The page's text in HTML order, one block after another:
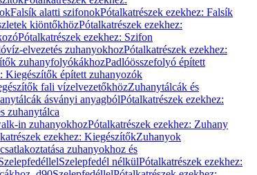
Falsík alatti szifonokPótalkatrészek ezekhez: Falsík
kiöntőkhözPótalkatrészek ezekhez:
Pótalkatrészek ezekhez: Szifon
elvezetés zuhanyokhozPótalkatrészek ezekhez:
zuhanyfolyókákhozPadlóösszefolyó épített
Kiegészítők épített zuhanyozók
fali vízelvezetőkhözZuhanytálcák és
ásványi anyagbólPótalkatrészek ezekhez:
zuhanytálca
in zuhanyokhozPótalkatrészek ezekhez: Zuhany
ezekhez: KiegészítőkZuhanyok
zuhanyokhoz és
Szelepfedél nélkülPótalkatrészek ezekhez: